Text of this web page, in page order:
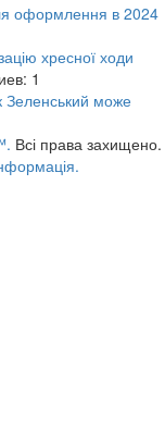
оформлення в 2024
хресної ходи
1
Зеленський може
Всі права захищено.